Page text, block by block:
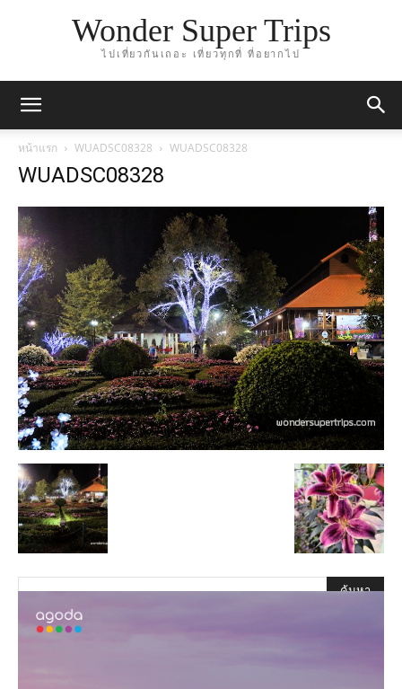
Wonder Super Trips
ไปเที่ยวกันเถอะ เที่ยวทุกที่ ที่อยากไป
หน้าแรก WUADSC08328 WUADSC08328
WUADSC08328